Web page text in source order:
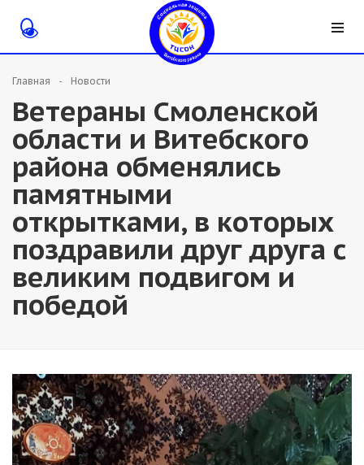
Главная Новости
Ветераны Смоленской
области и Витебского
района обменялись
памятными
открытками, в которых
поздравили друг друга с
великим подвигом и
победой